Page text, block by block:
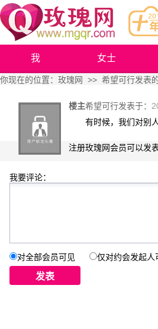
我 女士
你现在的位置： 玫瑰网 >> 希望可行发表
楼主希望可行发表于：
有时候，我们对别
注册玫瑰网会员可以发
我要评论：
对全部会员可见 仅对约会发起人